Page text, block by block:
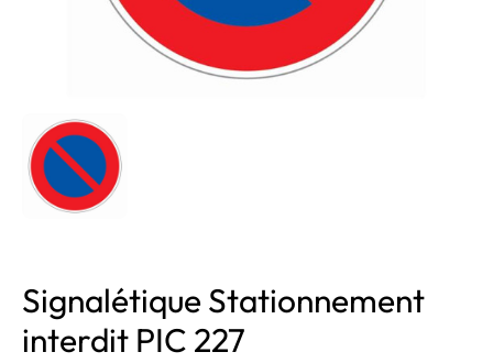
Signalétique Stationnement
interdit PIC 227